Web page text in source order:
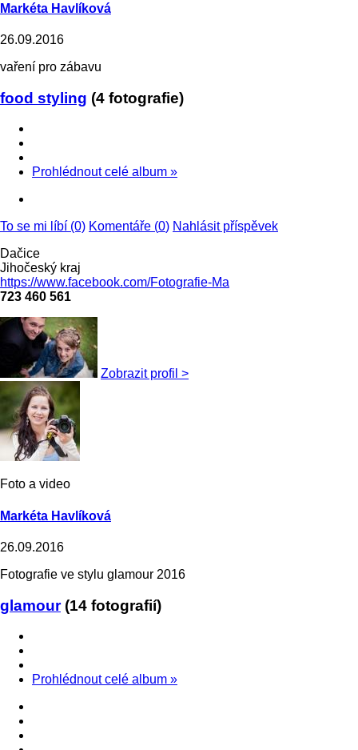
Markéta Havlíková
26.09.2016
vaření pro zábavu
food styling (4 fotografie)
Prohlédnout celé album »
To se mi líbí (0) Komentáře (0) Nahlásit příspěvek
Dačice
Jihočeský kraj
https://www.facebook.com/Fotografie-Ma
723 460 561
Zobrazit profil >
Foto a video
Markéta Havlíková
26.09.2016
Fotografie ve stylu glamour 2016
glamour (14 fotografií)
Prohlédnout celé album »